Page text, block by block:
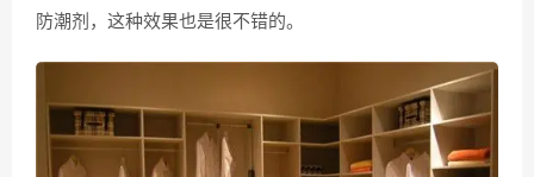
防潮剂，这种效果也是很不错的。